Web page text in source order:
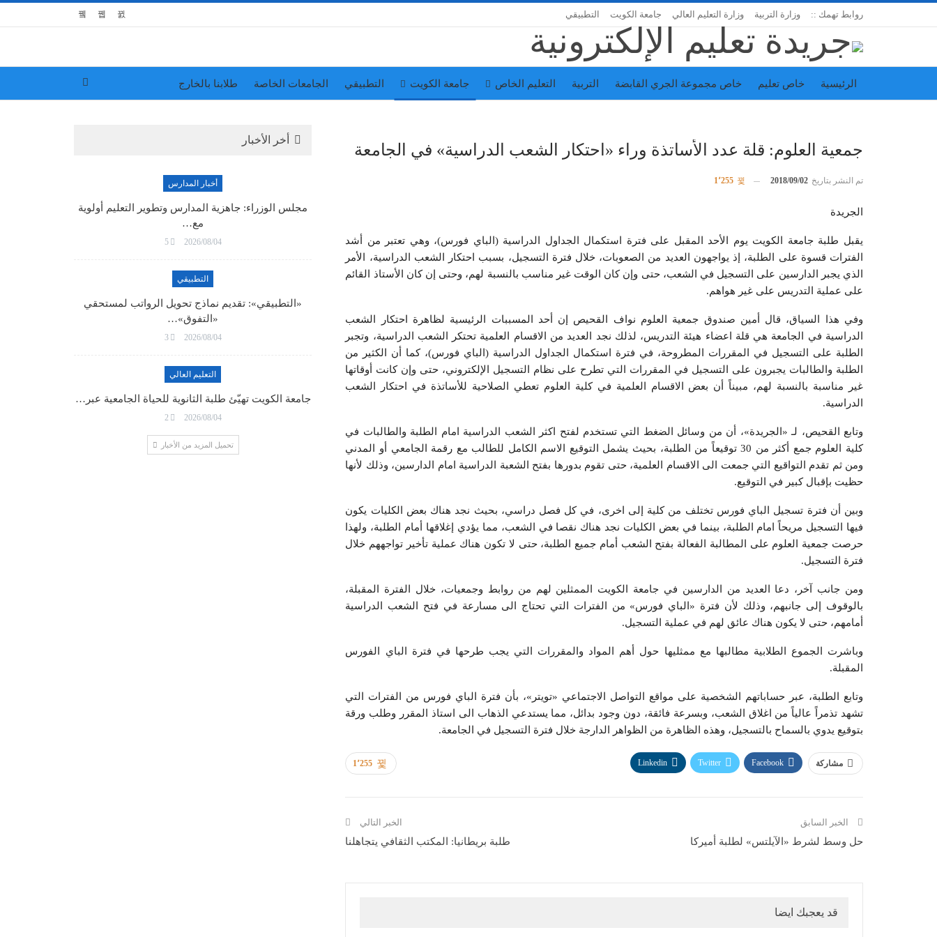
روابط تهمك :: وزارة التربية وزارة التعليم العالي جامعة الكويت التطبيقي
الرئيسية خاص تعليم خاص مجموعة الجري القابضة التربية التعليم الخاص جامعة الكويت التطبيقي الجامعات الخاصة طلابنا بالخارج
جمعية العلوم: قلة عدد الأساتذة وراء «احتكار الشعب الدراسية» في الجامعة
تم النشر بتاريخ 2018/09/02
الجريدة
يقبل طلبة جامعة الكويت يوم الأحد المقبل على فترة استكمال الجداول الدراسية (الباي فورس)، وهي تعتبر من أشد
الفترات قسوة على الطلبة، إذ يواجهون العديد من الصعوبات، خلال فترة التسجيل، بسبب احتكار الشعب الدراسية، الأمر
الذي يجبر الدارسين على التسجيل في الشعب، حتى وإن كان الوقت غير مناسب بالنسبة لهم، وحتى إن كان الأستاذ القائم
على عملية التدريس على غير هواهم.
وفي هذا السياق، قال أمين صندوق جمعية العلوم نواف القحيص إن أحد المسببات الرئيسية لظاهرة احتكار الشعب
الدراسية في الجامعة هي قلة اعضاء هيئة التدريس، لذلك نجد العديد من الاقسام العلمية تحتكر الشعب الدراسية، وتجبر
الطلبة على التسجيل في المقررات المطروحة، في فترة استكمال الجداول الدراسية (الباي فورس)، كما أن الكثير من
الطلبة والطالبات يجبرون على التسجيل في المقررات التي تطرح على نظام التسجيل الإلكتروني، حتى وإن كانت أوقاتها
غير مناسبة بالنسبة لهم، مبيناً أن بعض الاقسام العلمية في كلية العلوم تعطي الصلاحية للأساتذة في احتكار الشعب
الدراسية.
وتابع القحيص، لـ «الجريدة»، أن من وسائل الضغط التي تستخدم لفتح اكثر الشعب الدراسية امام الطلبة والطالبات في
كلية العلوم جمع أكثر من 30 توقيعاً من الطلبة، بحيث يشمل التوقيع الاسم الكامل للطالب مع رقمة الجامعي أو المدني
ومن ثم تقدم التواقيع التي جمعت الى الاقسام العلمية، حتى تقوم بدورها بفتح الشعبة الدراسية امام الدارسين، وذلك لأنها
حظيت بإقبال كبير في التوقيع.
وبين أن فترة تسجيل الباي فورس تختلف من كلية إلى اخرى، في كل فصل دراسي، بحيث نجد هناك بعض الكليات يكون
فيها التسجيل مريحاً امام الطلبة، بينما في بعض الكليات نجد هناك نقصا في الشعب، مما يؤدي إغلاقها أمام الطلبة، ولهذا
حرصت جمعية العلوم على المطالبة الفعالة بفتح الشعب أمام جميع الطلبة، حتى لا تكون هناك عملية تأخير تواجههم خلال
فترة التسجيل.
ومن جانب آخر، دعا العديد من الدارسين في جامعة الكويت الممثلين لهم من روابط وجمعيات، خلال الفترة المقبلة،
بالوقوف إلى جانبهم، وذلك لأن فترة «الباي فورس» من الفترات التي تحتاج الى مسارعة في فتح الشعب الدراسية
أمامهم، حتى لا يكون هناك عائق لهم في عملية التسجيل.
وباشرت الجموع الطلابية مطالبها مع ممثليها حول أهم المواد والمقررات التي يجب طرحها في فترة الباي الفورس
المقبلة.
وتابع الطلبة، عبر حساباتهم الشخصية على مواقع التواصل الاجتماعي «تويتر»، بأن فترة الباي فورس من الفترات التي
تشهد تذمراً عالياً من اغلاق الشعب، وبسرعة فائقة، دون وجود بدائل، مما يستدعي الذهاب الى استاذ المقرر وطلب ورقة
بتوقيع يدوي بالسماح بالتسجيل، وهذه الظاهرة من الظواهر الدارجة خلال فترة التسجيل في الجامعة.
1٬255 مشاركة Facebook
Twitter
Linkedin
الخبر السابق
حل وسط لشرط «الآيلتس» لطلبة أميركا
الخبر التالي
طلبة بريطانيا: المكتب الثقافي يتجاهلنا
قد يعجبك ايضا
أخر الأخبار
أخبار المدارس
مجلس الوزراء: جاهزية المدارس وتطوير التعليم أولوية
مع…
2026/08/04
5
التطبيقي
«التطبيقي»: تقديم نماذج تحويل الرواتب لمستحقي
«التفوق»…
2026/08/04
3
التعليم العالي
جامعة الكويت تهيّئ طلبة الثانوية للحياة الجامعية عبر…
2026/08/04
2
تحميل المزيد من الأخبار